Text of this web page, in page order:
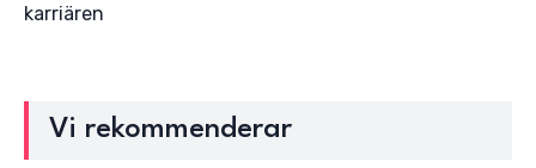
karriären
Vi rekommenderar